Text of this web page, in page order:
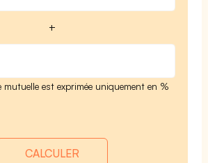
+
est exprimée uniquement en %
CALCULER